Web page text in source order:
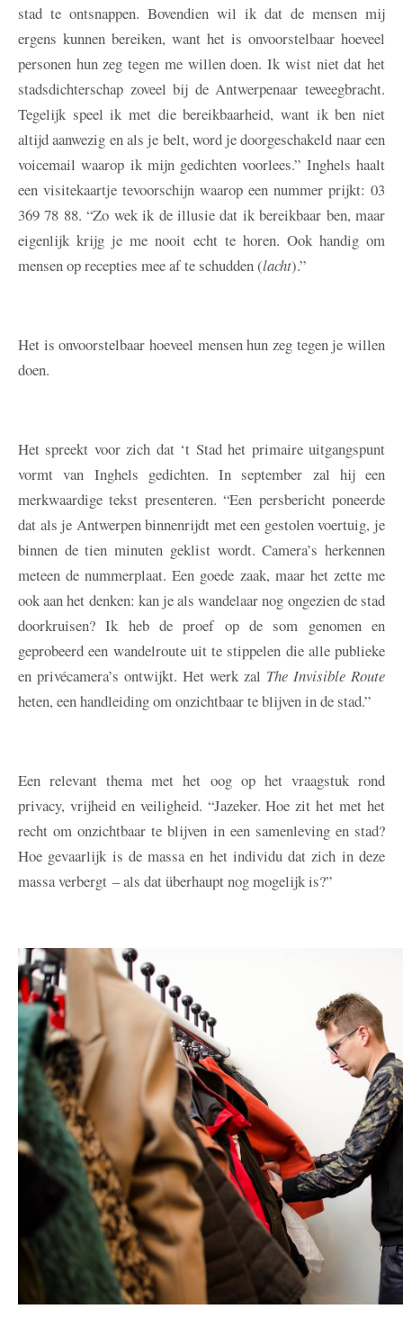
stad te ontsnappen. Bovendien wil ik dat de mensen mij
ergens kunnen bereiken, want het is onvoorstelbaar hoeveel
personen hun zeg tegen me willen doen. Ik wist niet dat het
stadsdichterschap zoveel bij de Antwerpenaar teweegbracht.
Tegelijk speel ik met die bereikbaarheid, want ik ben niet
altijd aanwezig en als je belt, word je doorgeschakeld naar een
voicemail waarop ik mijn gedichten voorlees.” Inghels haalt
een visitekaartje tevoorschijn waarop een nummer prijkt: 03
369 78 88. “Zo wek ik de illusie dat ik bereikbaar ben, maar
eigenlijk krijg je me nooit echt te horen. Ook handig om
mensen op recepties mee af te schudden (lacht).”
Het is onvoorstelbaar hoeveel mensen hun zeg tegen je willen
doen.
Het spreekt voor zich dat ‘t Stad het primaire uitgangspunt
vormt van Inghels gedichten. In september zal hij een
merkwaardige tekst presenteren. “Een persbericht poneerde
dat als je Antwerpen binnenrijdt met een gestolen voertuig, je
binnen de tien minuten geklist wordt. Camera’s herkennen
meteen de nummerplaat. Een goede zaak, maar het zette me
ook aan het denken: kan je als wandelaar nog ongezien de stad
doorkruisen? Ik heb de proef op de som genomen en
geprobeerd een wandelroute uit te stippelen die alle publieke
en privécamera’s ontwijkt. Het werk zal The Invisible Route
heten, een handleiding om onzichtbaar te blijven in de stad.”
Een relevant thema met het oog op het vraagstuk rond
privacy, vrijheid en veiligheid. “Jazeker. Hoe zit het met het
recht om onzichtbaar te blijven in een samenleving en stad?
Hoe gevaarlijk is de massa en het individu dat zich in deze
massa verbergt – als dat überhaupt nog mogelijk is?”